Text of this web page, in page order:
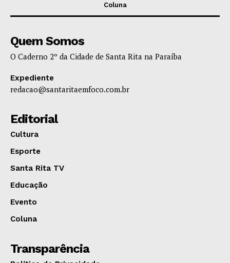
Coluna
Quem Somos
O Caderno 2º da Cidade de Santa Rita na Paraíba
Expediente
redacao@santaritaemfoco.com.br
Editorial
Cultura
Esporte
Santa Rita TV
Educação
Evento
Coluna
Transparência